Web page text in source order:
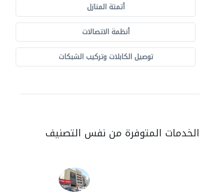
أتمتة المنازل
أنظمة الاتصالات
توصيل الكابلات وتركيب الشبكات
الخدمات المتوفرة من نفس التصنيف